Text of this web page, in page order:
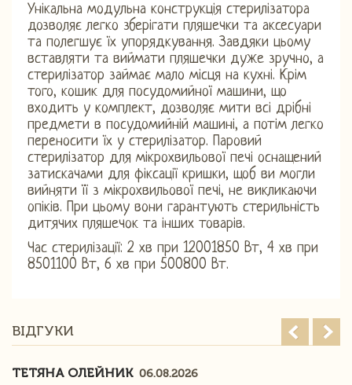
Унікальна модульна конструкція стерилізатора
дозволяє легко зберігати пляшечки та аксесуари
та полегшує їх упорядкування. Завдяки цьому
вставляти та виймати пляшечки дуже зручно, а
стерилізатор займає мало місця на кухні. Крім
того, кошик для посудомийної машини, що
входить у комплект, дозволяє мити всі дрібні
предмети в посудомийній машині, а потім легко
переносити їх у стерилізатор. Паровий
стерилізатор для мікрохвильової печі оснащений
затискачами для фіксації кришки, щоб ви могли
вийняти її з мікрохвильової печі, не викликаючи
опіків. При цьому вони гарантують стерильність
дитячих пляшечок та інших товарів.
Час стерилізації: 2 хв при 12001850 Вт, 4 хв при
8501100 Вт, 6 хв при 500800 Вт.
ВІДГУКИ
ТЕТЯНА ОЛЕЙНИК 06.08.2026